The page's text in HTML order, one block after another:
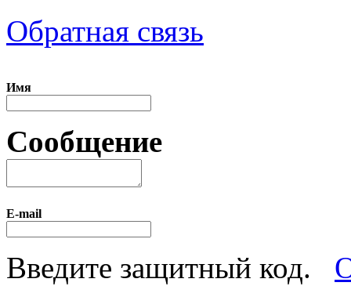
Обратная связь
Имя
Сообщение
E-mail
Введите защитный код.